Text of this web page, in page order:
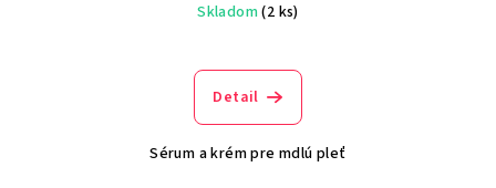
Skladom(2 ks)
Detail
Sérum a krém pre mdlú pleť